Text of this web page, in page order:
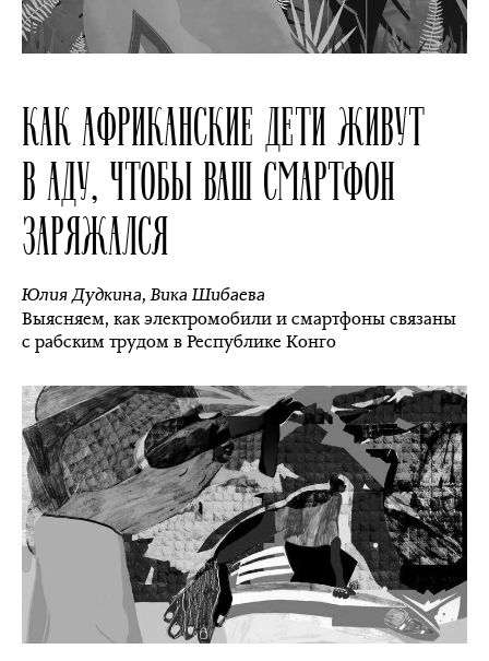
КАК АФРИКАНСКИЕ ДЕТИ ЖИВУТ
В АДУ, ЧТОБЫ ВАШ СМАРТФОН
ЗАРЯЖАЛСЯ
Юлия Дудкина,Вика Шибаева
Выясняем, как электромобили и смартфоны связаны
с рабским трудом в Республике Конго